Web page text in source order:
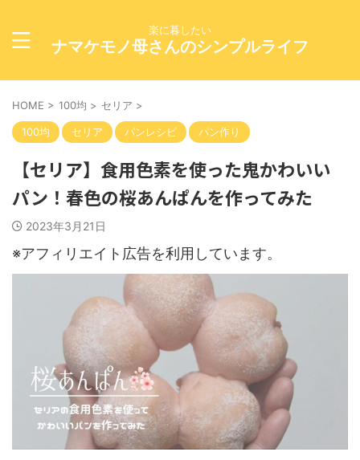
楽に暮したい
ナマケモノ母さんのシンプルライフ
HOME > 100均 > セリア >
100均 セリア パンレシピ パン作り
【セリア】食用色素を使った鬼かわいい
パン！春色の桜あんぱんを作ってみた
2023年3月21日
※アフィリエイト広告を利用しています。